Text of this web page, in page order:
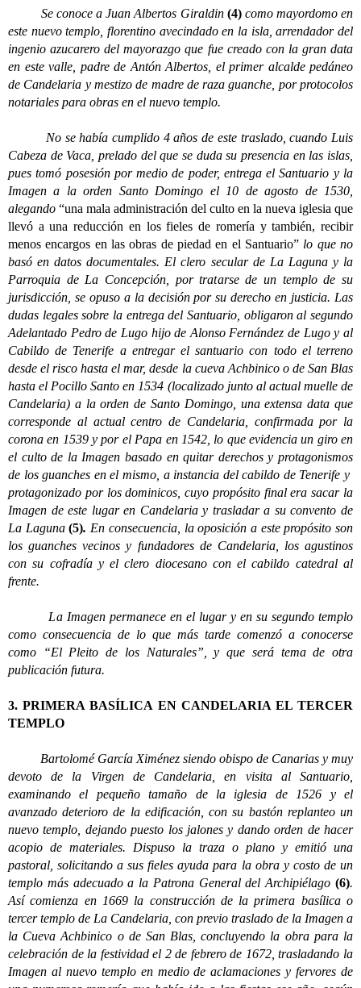
Se conoce a Juan Albertos Giraldin (4)como mayordomo en
este nuevo templo, florentino avecindado en la isla, arrendador del
ingenio azucarero del mayorazgo que fue creado con la gran data
en este valle, padre de Antón Albertos, el primer alcalde pedáneo
de Candelaria y mestizo de madre de raza guanche, por protocolos
notariales para obras en el nuevo templo.
No se había cumplido 4 años de este traslado, cuando Luis
Cabeza de Vaca, prelado del que se duda su presencia en las islas,
pues tomó posesión por medio de poder, entrega el Santuario y la
Imagen a la orden Santo Domingo el 10 de agosto de 1530,
alegando “una mala administración del culto en la nueva iglesia que
llevó a una reducción en los fieles de romería y también, recibir
menos encargos en las obras de piedad en el Santuario” lo que no
basó en datos documentales. El clero secular de La Laguna y la
Parroquia de La Concepción, por tratarse de un templo de su
jurisdicción, se opuso a la decisión por su derecho en justicia. Las
dudas legales sobre la entrega del Santuario, obligaron al segundo
Adelantado Pedro de Lugo hijo de Alonso Fernández de Lugo y al
Cabildo de Tenerife a entregar el santuario con todo el terreno
desde el risco hasta el mar, desde la cueva Achbinico o de San Blas
hasta el Pocillo Santo en 1534 (localizado junto al actual muelle de
Candelaria) a la orden de Santo Domingo, una extensa data que
corresponde al actual centro de Candelaria, confirmada por la
corona en 1539 y por el Papa en 1542, lo que evidencia un giro en
el culto de la Imagen basado en quitar derechos y protagonismos
de los guanches en el mismo, a instancia del cabildo de Tenerife y
protagonizado por los dominicos, cuyo propósito final era sacar la
Imagen de este lugar en Candelaria y trasladar a su convento de
La Laguna(5). En consecuencia, la oposición a este propósito son
los guanches vecinos y fundadores de Candelaria, los agustinos
con su cofradía y el clero diocesano con el cabildo catedral al
frente.
La Imagen permanece en el lugar y en su segundo templo
como consecuencia de lo que más tarde comenzó a conocerse
como “El Pleito de los Naturales”, y que será tema de otra
publicación futura.
3. PRIMERA BASÍLICA EN CANDELARIA EL TERCER
TEMPLO
Bartolomé García Ximénez siendo obispo de Canarias y muy
devoto de la Virgen de Candelaria, en visita al Santuario,
examinando el pequeño tamaño de la iglesia de 1526 y el
avanzado deterioro de la edificación, con su bastón replanteo un
nuevo templo, dejando puesto los jalones y dando orden de hacer
acopio de materiales. Dispuso la traza o plano y emitió una
pastoral, solicitando a sus fieles ayuda para la obra y costo de un
templo más adecuado a la Patrona General del Archipiélago (6).
Así comienza en 1669 la construcción de la primera basílica o
tercer templo de La Candelaria, con previo traslado de la Imagen a
la Cueva Achbinico o de San Blas, concluyendo la obra para la
celebración de la festividad el 2 de febrero de 1672, trasladando la
Imagen al nuevo templo en medio de aclamaciones y fervores de